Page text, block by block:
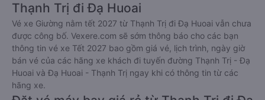
Thạnh Trị đi Đạ Huoai
Vé xe Giường nằm tết 2027 từ Thạnh Trị đi Đạ Huoai vẫn chưa
được công bố. Vexere.com sẽ sớm thông báo cho các bạn
thông tin vé xe Tết 2027 bao gồm giá vé, lịch trình, ngày giờ
bán vé của các hãng xe khách đi tuyến đường Thạnh Trị - Đạ
Huoai và Đạ Huoai - Thạnh Trị ngay khi có thông tin từ các
hãng xe.